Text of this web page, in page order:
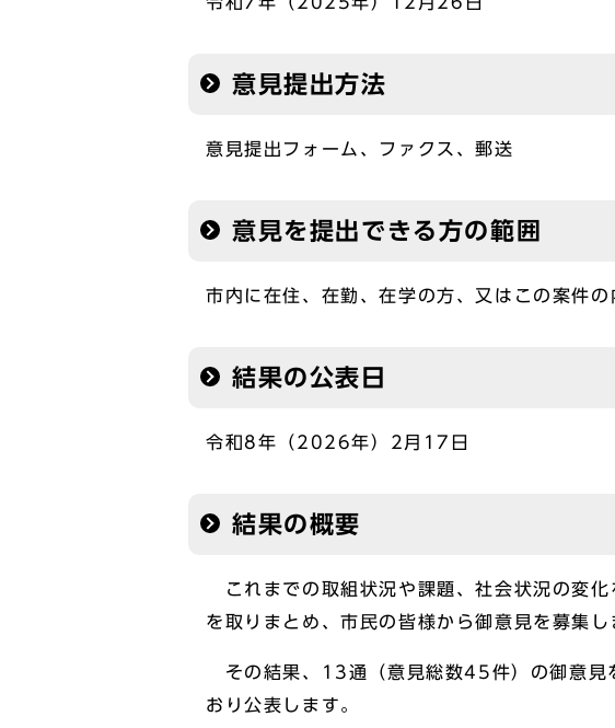
意見提出方法
意見提出フォーム、ファクス、郵送
意見を提出できる方の範囲
市内に在住、在勤、在学の方、又はこの案件
結果の公表日
令和8年（2026年）2月17日
結果の概要
これまでの取組状況や課題、社会状況の変
を取りまとめ、市民の皆様から御意見を募集し
その結果、13通（意見総数45件）の御意見
おり公表します。